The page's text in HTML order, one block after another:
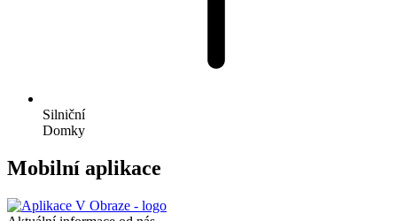
Silniční
Domky
Mobilní aplikace